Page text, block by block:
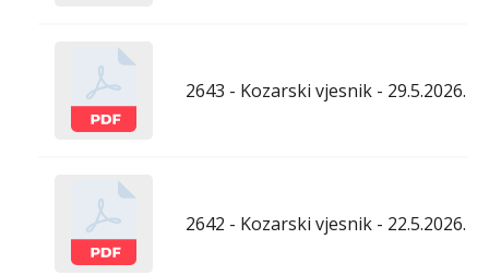
2643 - Kozarski vjesnik - 29.5.2026.
2642 - Kozarski vjesnik - 22.5.2026.